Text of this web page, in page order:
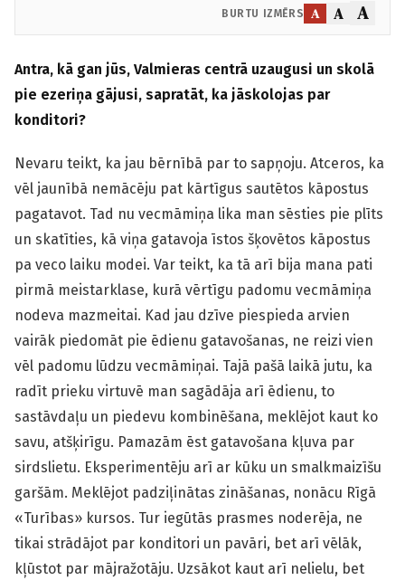
BURTU IZMĒRS A A A
Antra, kā gan jūs, Valmieras centrā uzaugusi un skolā
pie ezeriņa gājusi, sapratāt, ka jāskolojas par
konditori?
Nevaru teikt, ka jau bērnībā par to sapņoju. Atceros, ka
vēl jaunībā nemācēju pat kārtīgus sautētos kāpostus
pagatavot. Tad nu vecmāmiņa lika man sēsties pie plīts
un skatīties, kā viņa gatavoja īstos šķovētos kāpostus
pa veco laiku modei. Var teikt, ka tā arī bija mana pati
pirmā meistarklase, kurā vērtīgu padomu vecmāmiņa
nodeva mazmeitai. Kad jau dzīve piespieda arvien
vairāk piedomāt pie ēdienu gatavošanas, ne reizi vien
vēl padomu lūdzu vecmāmiņai. Tajā pašā laikā jutu, ka
radīt prieku virtuvē man sagādāja arī ēdienu, to
sastāvdaļu un piedevu kombinēšana, meklējot kaut ko
savu, atšķirīgu. Pamazām ēst gatavošana kļuva par
sirdslietu. Eksperimentēju arī ar kūku un smalkmaizīšu
garšām. Meklējot padziļinātas zināšanas, nonācu Rīgā
«Turības» kursos. Tur iegūtās prasmes noderēja, ne
tikai strādājot par konditori un pavāri, bet arī vēlāk,
kļūstot par mājražotāju. Uzsākot kaut arī nelielu, bet